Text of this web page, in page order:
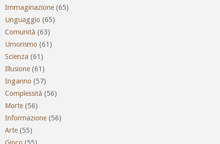
Immaginazione (65)
Linguaggio (65)
Comunità (63)
Umorismo (61)
Scienza (61)
Illusione (61)
Inganno (57)
Complessità (56)
Morte (56)
Informazione (56)
Arte (55)